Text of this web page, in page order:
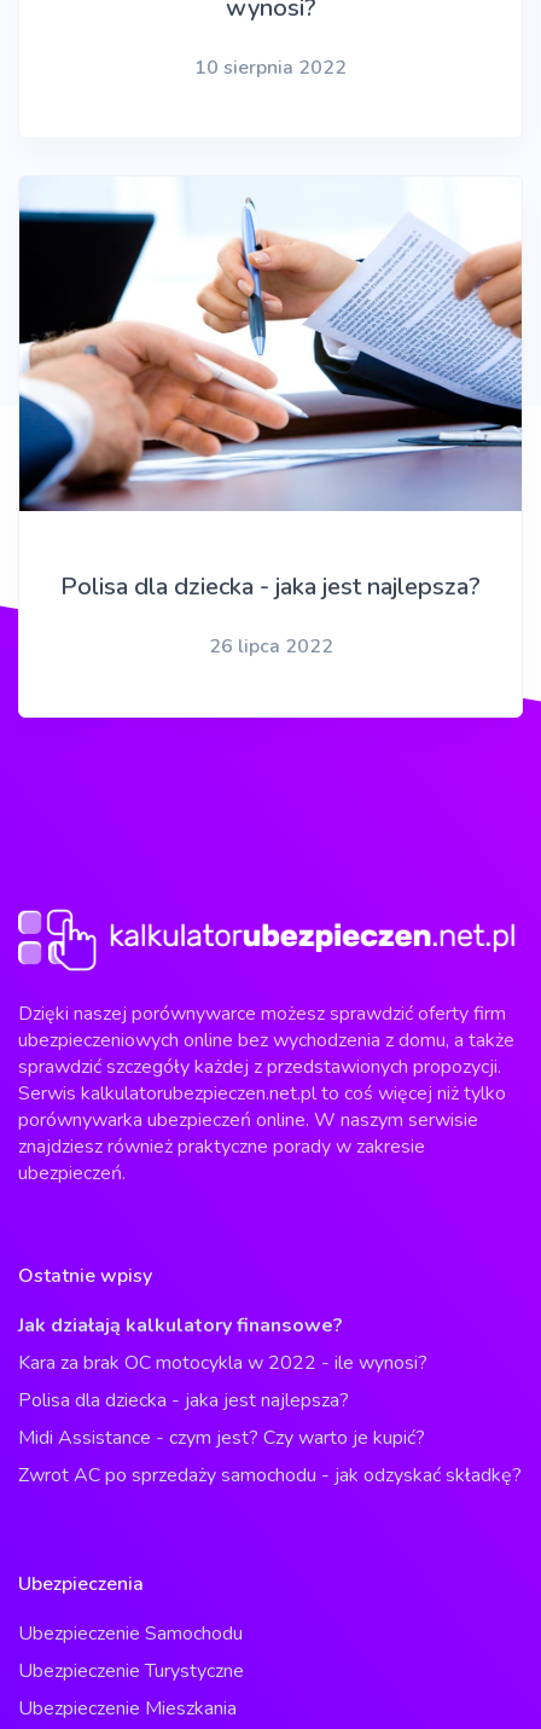
wynosi?
10 sierpnia 2022
Polisa dla dziecka - jaka jest najlepsza?
26 lipca 2022
Dzięki naszej porównywarce możesz sprawdzić oferty firm
ubezpieczeniowych online bez wychodzenia z domu, a także
sprawdzić szczegóły każdej z przedstawionych propozycji.
Serwis kalkulatorubezpieczen.net.pl to coś więcej niż tylko
porównywarka ubezpieczeń online. W naszym serwisie
znajdziesz również praktyczne porady w zakresie
ubezpieczeń.
Ostatnie wpisy
Jak działają kalkulatory finansowe?
Kara za brak OC motocykla w 2022 - ile wynosi?
Polisa dla dziecka - jaka jest najlepsza?
Midi Assistance - czym jest? Czy warto je kupić?
Zwrot AC po sprzedaży samochodu - jak odzyskać składkę?
Ubezpieczenia
Ubezpieczenie Samochodu
Ubezpieczenie Turystyczne
Ubezpieczenie Mieszkania